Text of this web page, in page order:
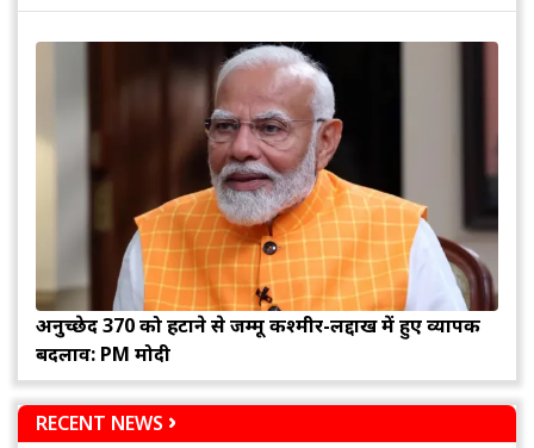
अनुच्छेद 370 को हटाने से जम्मू कश्मीर-लद्दाख में हुए व्यापक
बदलाव: PM मोदी
RECENT NEWS